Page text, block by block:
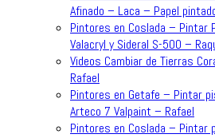
Afinado – Laca – Papel
Pintores en Coslada – Pintar
Valacryl y Sideral S-500 –
Videos Cambiar de Tierras
Rafael
Pintores en Getafe – Pintar
Arteco 7 Valpaint – Rafael
Pintores en Coslada – Pintar